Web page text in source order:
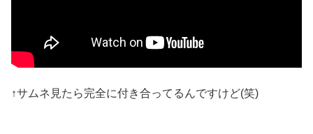
↑サムネ見たら完全に付き合ってるんですけど(笑)